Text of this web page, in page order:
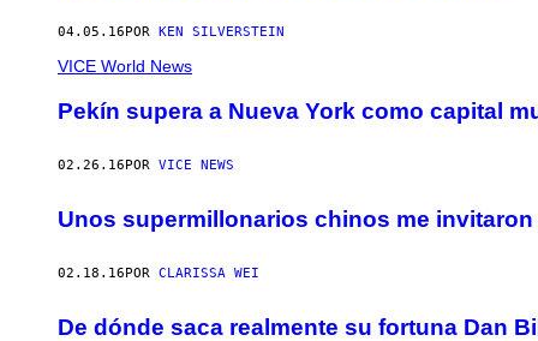
04.05.16POR KEN SILVERSTEIN
VICE World News
Pekín supera a Nueva York como capital
02.26.16 POR VICE NEWS
Unos supermillonarios chinos me invitaron
02.18.16POR CLARISSA WEI
​De dónde saca realmente su fortuna Dan